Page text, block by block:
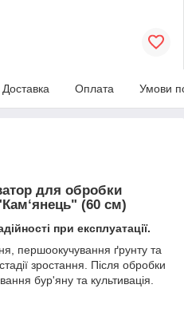
Доставка Оплата Умови
для обробки
(60 см)
при експлуатації.
першоокучування ґрунту та
зростання. Після обробки
бур'яну та культивація.